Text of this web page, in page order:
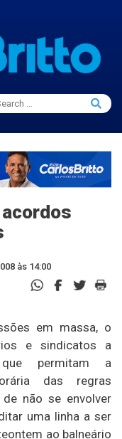
Search
às 14:00
em massa, o
e sindicatos a
permitam a
das regras
não se envolver
uma linha a ser
ao balneário